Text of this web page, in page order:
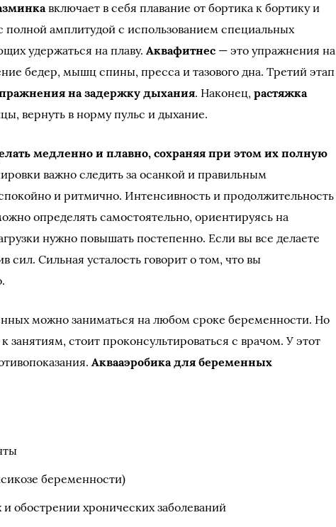
включает в себя плавание от бортика к бортику и
полной амплитудой с использованием специальных
удержаться на плаву.Аквафитнес — это упражнения на
бедер, мышц спины, пресса и тазового дна. Третий этап
на задержку дыхания. Наконец,растяжка
вернуть в норму пульс и дыхание.
медленно и плавно, сохраняя при этом их полную
важно следить за осанкой и правильным
и ритмично. Интенсивность и продолжительность
определять самостоятельно, ориентируясь на
нужно повышать постепенно. Если вы все делаете
сил. Сильная усталость говорит о том, что вы
можно заниматься на любом сроке беременности. Но
занятиям, стоит проконсультироваться с врачом. У этот
Аквааэробика для беременных
беременности)
и обострении хронических заболеваний